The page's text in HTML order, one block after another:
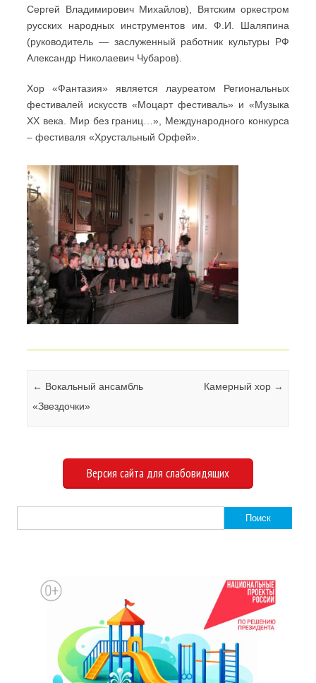
Сергей Владимирович Михайлов), Вятским оркестром
русских народных инструментов им. Ф.И. Шаляпина
(руководитель — заслуженный работник культуры РФ
Александр Николаевич Чубаров).
Хор «Фантазия» является лауреатом Региональных
фестивалей искусств «Моцарт фестиваль» и «Музыка
XX века. Мир без границ…», Международного конкурса
– фестиваля «Хрустальный Орфей».
Навигация по записям
← Вокальный ансамбль
«Звездочки»
Камерный хор →
Версия сайта для слабовидящих